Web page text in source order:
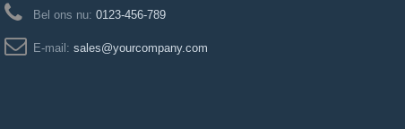
Bel ons nu: 0123-456-789
E-mail: sales@yourcompany.com